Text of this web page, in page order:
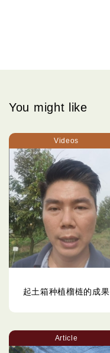
You might like
Videos
起土箱种植榴梿的成果
Article